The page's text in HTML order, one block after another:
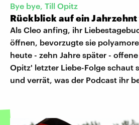
Bye bye, Till Opitz
Rückblick auf ein
Als Cleo anfing, ihr
öffnen, bevorzugte sie
heute - zehn Jahre später -
Opitz' letzter Liebe-Folge schaut
und verrät, was der Podcast ihr